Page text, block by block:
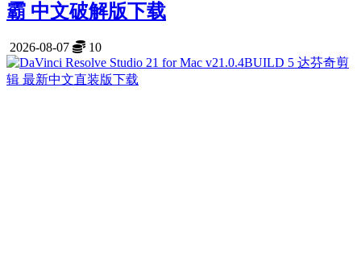
霸 中文破解版下载
2026-08-07 10